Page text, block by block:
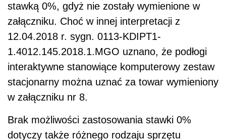
stawką 0%, gdyż nie zostały wymienione w
załączniku. Choć w innej interpretacji z
12.04.2018 r. sygn. 0113-KDIPT1-
1.4012.145.2018.1.MGO uznano, że podłogi
interaktywne stanowiące komputerowy zestaw
stacjonarny można uznać za towar wymieniony
w załączniku nr 8.
Brak możliwości zastosowania stawki 0%
dotyczy także różnego rodzaju sprzętu